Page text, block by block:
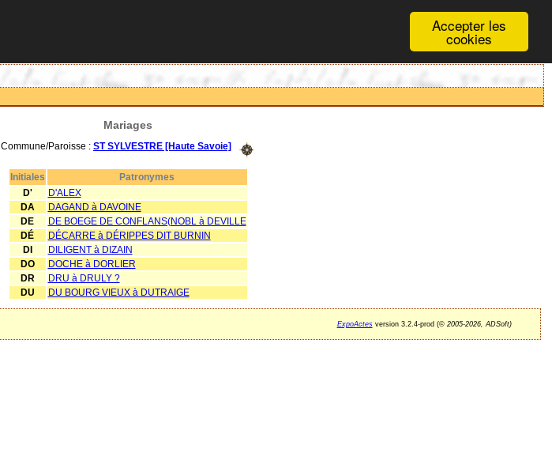
Accepter les
cookies
Mariages
Commune/Paroisse : ST SYLVESTRE [Haute Savoie]
Initiales
Patronymes
D'
D'ALEX
DA
DAGAND à DAVOINE
DE
DE BOEGE DE CONFLANS(NOBL à DEVILLE
DÉ
DÉCARRE à DÉRIPPES DIT BURNIN
DI
DILIGENT à DIZAIN
DO
DOCHE à DORLIER
DR
DRU à DRULY ?
DU
DU BOURG VIEUX à DUTRAIGE
ExpoActesversion 3.2.4-prod (©2005-2026, ADSoft)